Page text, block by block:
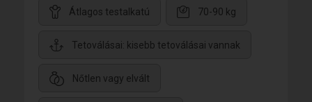
Átlagos testalkatú 70-90 kg
Tetoválásai: kisebb tetoválásai vannak
Nőtlen vagy elvált